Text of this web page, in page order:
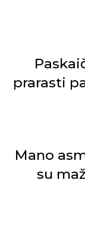
prarasti
Mano
su